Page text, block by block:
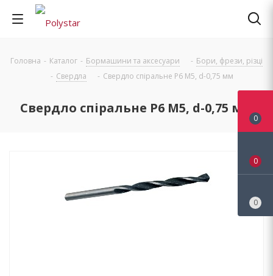
Головна - Каталог - Бормашини та аксесуари - Бори, фрези, різці
- Свердла - Свердло спіральне Р6 М5, d-0,75 мм
Свердло спіральне Р6 М5, d-0,75 мм
0
0
0